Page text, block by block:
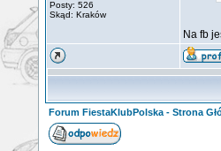
Posty: 526
Skąd: Kraków
Na fb
Forum FiestaKlubPolska - Strona